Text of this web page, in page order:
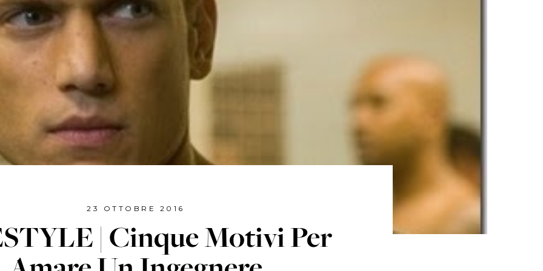
23 OTTOBRE 2016
| Cinque Motivi Per